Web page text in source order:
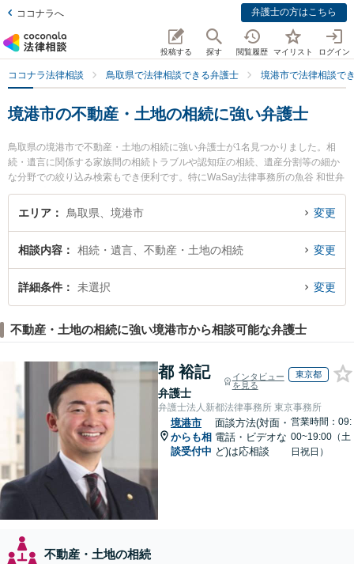
ココナラへ 弁護士の方はこちら
投稿する 探す 閲覧履歴 マイリスト ログイン
ココナラ法律相談 鳥取県で法律相談できる弁護士 境港市で法律相談で
境港市の不動産・土地の相続に強い弁護士
鳥取県の境港市で不動産・土地の相続に強い弁護士が1名見つかりました。相
続・遺言に関係する家族間の相続トラブルや認知症の相続、遺産分割等の細か
な分野での絞り込み検索もでき便利です。特にWaSay法律事務所の魚谷 和世弁
護士のプロフィール情報や弁護士費用、強みなどが注目されています。『境港
市で土日や夜間に発生した不動産・土地の相続のトラブルを今すぐに弁護士に
内の弁護士に相談予約したい』などでお困りの相談者さんにおすすめです。
エリア 鳥取県、境港市 変更
相談内容 相続・遺言、不動産・土地の相続 変更
詳細条件 未選択 変更
不動産・土地の相続に強い境港市から相談可能な弁護士
都 裕記
弁護士
インタビュー
を見る
東京都
弁護士法人新都法律事務所 東京事務所
境港市
からも相
談受付中
面談方法(対面・
電話・ビデオな
ど)は応相談
営業時間：09:
00~19:00（土
日祝日）
不動産・土地の相続